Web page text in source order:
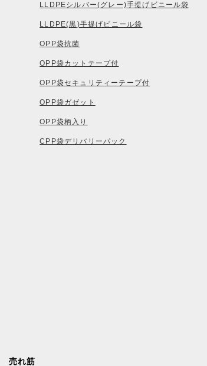
LLDPEシルバー(グレー)手提げビニール袋
LLDPE(黒)手提げビニール袋
OPP袋抗菌
OPP袋カットテープ付
OPP袋セキュリティーテープ付
OPP袋ガゼット
OPP袋柄入り
CPP袋デリバリーパック
売れ筋